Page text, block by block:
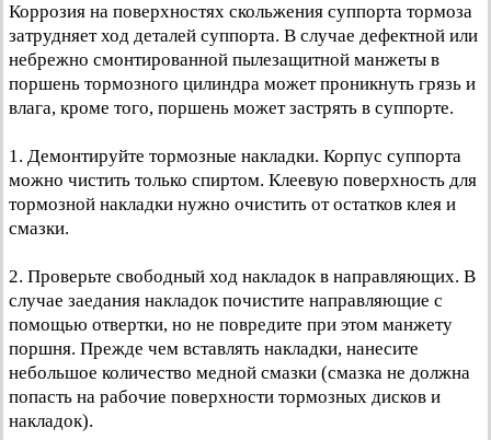
Коррозия на поверхностях скольжения суппорта тормоза
затрудняет ход деталей суппорта. В случае дефектной или
небрежно смонтированной пылезащитной манжеты в
поршень тормозного цилиндра может проникнуть грязь и
влага, кроме того, поршень может застрять в суппорте.
1. Демонтируйте тормозные накладки. Корпус суппорта
можно чистить только спиртом. Клеевую поверхность для
тормозной накладки нужно очистить от остатков клея и
смазки.
2. Проверьте свободный ход накладок в направляющих. В
случае заедания накладок почистите направляющие с
помощью отвертки, но не повредите при этом манжету
поршня. Прежде чем вставлять накладки, нанесите
небольшое количество медной смазки (смазка не должна
попасть на рабочие поверхности тормозных дисков и
накладок).